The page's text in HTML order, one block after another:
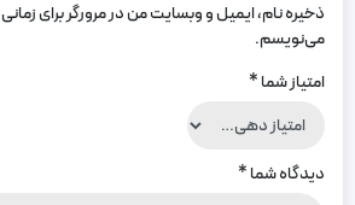
ذخیره نام، ایمیل و وبسایت من در مرورگر برای
می‌نویسم.
امتیاز شما*
دیدگاه شما*